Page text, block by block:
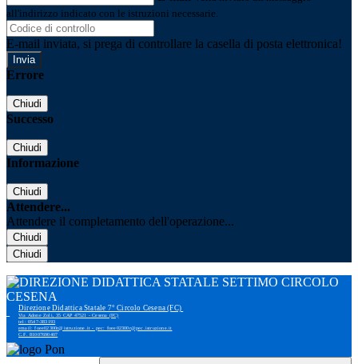
all'indirizzo indicato con le istruzioni necessarie.
E-mail inviata, si prega di controllare la casella di posta elettronica!
Errore
Chiudi
Successo
Chiudi
Informazione
Chiudi
Attendere...
Attendere il completamento dell'operazione...
Chiudi
Chiudi
Direzione Didattica Statale 7° Circolo Cesena (FC)
Via Adone Zoli, 35 CAP 47521 - Cesena (FC)
tel: 0547-383193
email: foee02300r@istruzione.it - pec: foee02300r@pec.istruzione.it
C.F. 81007690407